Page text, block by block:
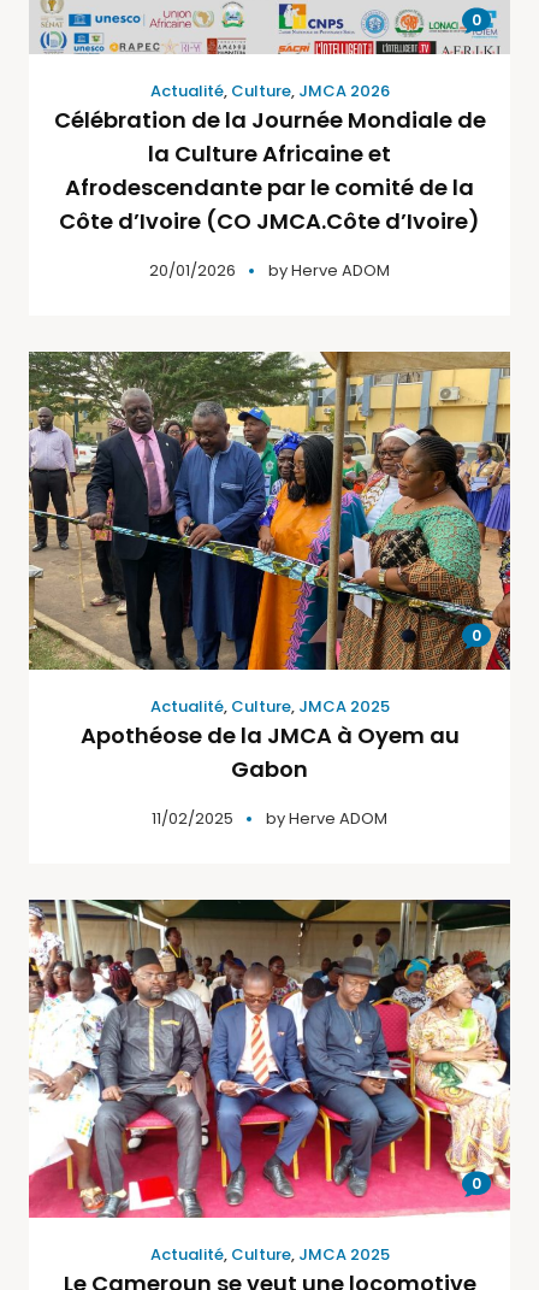
0
Actualité, Culture, JMCA 2026
Célébration de la Journée Mondiale de
la Culture Africaine et
Afrodescendante par le comité de la
Côte d’Ivoire (CO JMCA.Côte d’Ivoire)
20/01/2026 byHerve ADOM
0
Actualité, Culture, JMCA 2025
Apothéose de la JMCA à Oyem au
Gabon
11/02/2025 byHerve ADOM
0
Actualité, Culture, JMCA 2025
Le Cameroun se veut une locomotive